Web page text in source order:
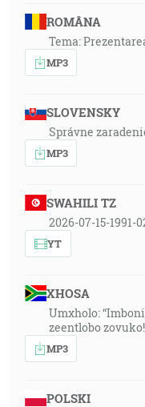
ROMÂNA
Tema:
MP3
SLOVENSKY
Správne
MP3
SWAHILI TZ
2026-07-15-1991-
YT
XHOSA
Umxholo:
zeentlobo
MP3
POLSKI